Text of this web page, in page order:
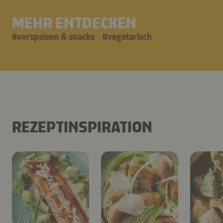
MEHR ENTDECKEN
#vorspeisen & snacks #vegetarisch
REZEPTINSPIRATION